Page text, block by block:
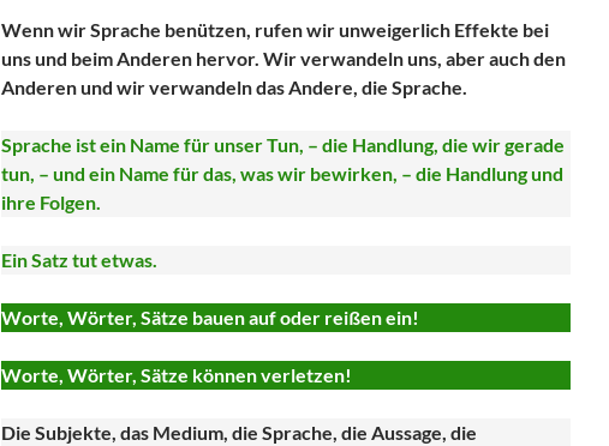
Wenn wir Sprache benützen, rufen wir unweigerlich Effekte bei
uns und beim Anderen hervor. Wir verwandeln uns, aber auch den
Anderen und wir verwandeln das Andere, die Sprache.
Sprache ist ein Name für unser Tun, – die Handlung, die wir gerade
tun, – und ein Name für das, was wir bewirken, – die Handlung und
ihre Folgen.
Ein Satz tut etwas.
Worte, Wörter, Sätze bauen auf oder reißen ein!
Worte, Wörter, Sätze können verletzen!
Die Subjekte, das Medium, die Sprache, die Aussage, die